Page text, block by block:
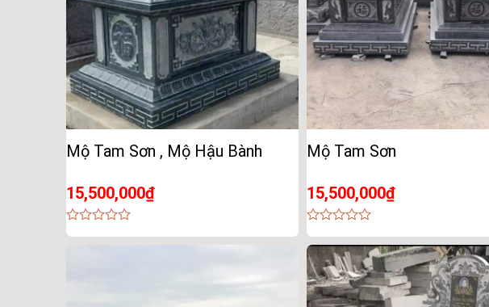
Mộ Tam Sơn , Mộ Hậu Bành
15,500,000₫
0
Mộ Tam Sơn
15,500,000₫
0
out
of
5